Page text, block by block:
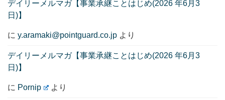
デイリーメルマガ【事業承継ことはじめ(2026 年6月3
日)】
に y.aramaki@pointguard.co.jp より
デイリーメルマガ【事業承継ことはじめ(2026 年6月3
日)】
に Pornip より